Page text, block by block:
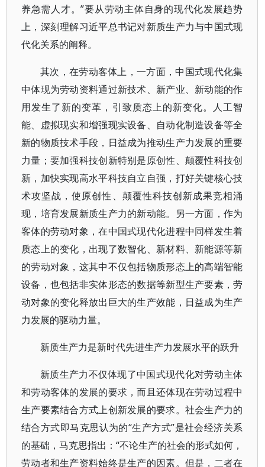
养急需人才。”要从劳动主体自身的现代化发展趋势
上，深刻理解习近平总书记对新质生产力与中国式现
代化关系的阐释。
其次，在劳动客体上，一方面，中国式现代化集
中体现为劳动资料通过新技术、新产业、新动能的作
用发生了新的变革，引致质态上的新变化。人工智
能、虚拟现实和增强现实设备、自动化制造设备等全
新的物质技术手段，日益成为推动生产力发展的重要
力量；要加强科技创新特别是原创性、颠覆性科技创
新，加快实现高水平科技自立自强，打好关键核心技
术攻坚战，使原创性、颠覆性科技创新成果竞相涌
现，培育发展新质生产力的新动能。另一方面，作为
客体的劳动对象，在中国式现代化进程中同样发生着
质态上的变化，出现了数智化、新材料、新能源等新
的劳动对象，这其中不仅包括物质形态上的高端智能
设备，也包括非实体形态的数据等新型生产要素，劳
动对象的变化释放出巨大的生产效能，日益成为生产
力发展的驱动力量。
新质生产力是新时代先进生产力发展水平的跃升
新质生产力不仅体现了中国式现代化对劳动主体
和劳动客体的发展的要求，而且还体现在劳动过程中
生产要素结合方式上创新发展的要求。社会生产力的
结合方式即马克思认为的“生产方式”是社会经济关系
的基础，马克思指出：“不论生产的社会的形式如何，
劳动者和生产资料始终是生产的因素。但是，二者在